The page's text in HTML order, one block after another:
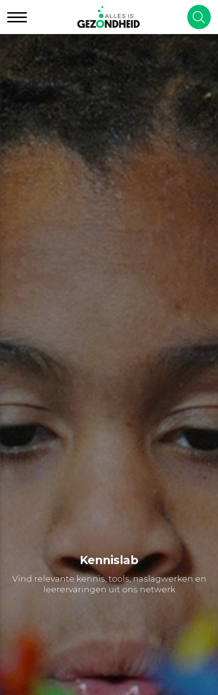
Kennislab
Vind relevante kennis, tools, naslagwerken en
leerervaringen uit ons netwerk